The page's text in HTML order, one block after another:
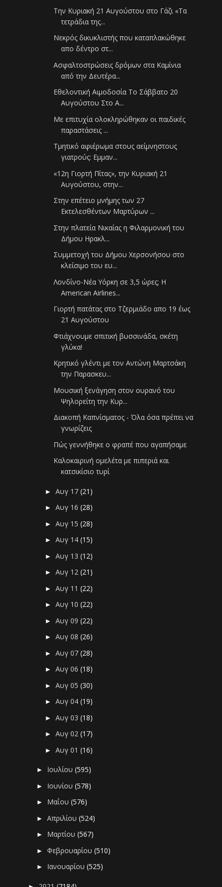
Την Κυριακή 21 Αυγούστου στο Γάζι «Τα
τετράδια της...
Νεκρός δικυκλιστής που καταπλακώθηκε
απο δέντρο στ...
Ασφαλτοστρώσεις δρόμων στα Καμίνια
από την Δευτέρα...
Εθελοντική Αιμοδοσία Το Σάββατο 20
Αυγούστου Στο Α...
Με επιτυχία ολοκληρώθηκαν οι παιδικές
παραστάσεις ...
Τμητικό αφιέρωμα στους αείμνηστους
γιατρούς: Εμμαν...
«12η Γιορτή Πίτας», την Κυριακή 21
Αυγούστου, στην...
Στην επέτειο μνήμης των 27
Εκτελεσθέντων Μαρτύρων ...
Στην πλατεία Νικαίας η Φιλαρμονική του
Δήμου Ηρακλ...
Συμμετοχή του Δήμου Χερσονήσου στο
κλείσιμο του ευ...
Λονδίνο-Νέα Υόρκη σε 3,5 ώρες; Η
American Airlines...
Γιορτή πατάτας στο Τζερμιάδο απο 19 έως
21 Αυγούστου
Φτιάχνουμε σπιτική βυσσινάδα, σκέτη
γλύκα!
Κρητικό γλέντι με τον Αντώνη Μαρτσάκη
την Παρασκευ...
Μουσική ξενάγηση στον ουρανό του
Ψηλορείτη την Κυρ...
Διακοπή Καπνίσματος - Όλα όσα πρέπει να
γνωρίζεις
Πώς γεννήθηκε ο φραπέ που αγαπήσαμε
Καλοκαιρινή ομελέτα με πιπεριά και
κατσικίσιο τυρί
►Αυγ 17(21)
►Αυγ 16(28)
►Αυγ 15(28)
►Αυγ 14(15)
►Αυγ 13(12)
►Αυγ 12(21)
►Αυγ 11(22)
►Αυγ 10(22)
►Αυγ 09(22)
►Αυγ 08(26)
►Αυγ 07(28)
►Αυγ 06(18)
►Αυγ 05(30)
►Αυγ 04(19)
►Αυγ 03(18)
►Αυγ 02(17)
►Αυγ 01(16)
► Ιουλίου(595)
► Ιουνίου(578)
► Μαΐου(576)
►Απριλίου(524)
► Μαρτίου(567)
►Φεβρουαρίου(510)
► Ιανουαρίου(525)